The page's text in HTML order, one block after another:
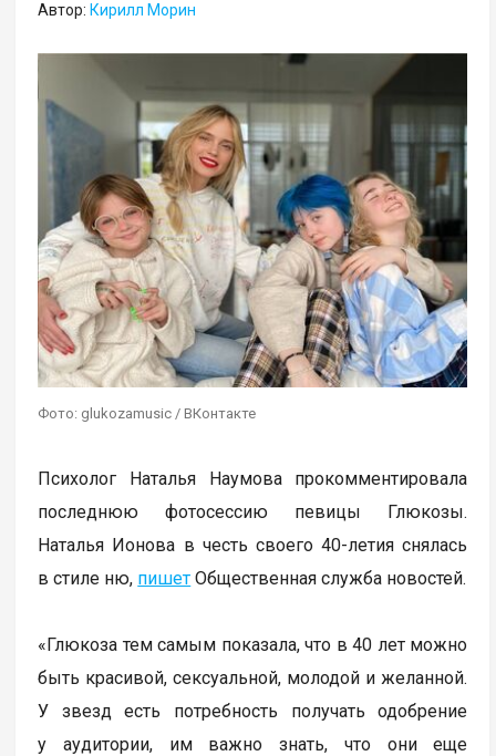
Автор: Кирилл Морин
Фото: glukozamusic / ВКонтакте
Психолог Наталья Наумова прокомментировала
последнюю фотосессию певицы Глюкозы.
Наталья Ионова в честь своего 40-летия снялась
в стиле ню, пишет Общественная служба новостей.
«Глюкоза тем самым показала, что в 40 лет можно
быть красивой, сексуальной, молодой и желанной.
У звезд есть потребность получать одобрение
у аудитории, им важно знать, что они еще